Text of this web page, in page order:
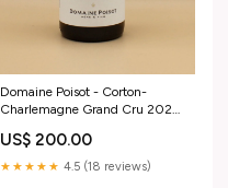
Domaine Poisot - Corton-
Charlemagne Grand Cru 2022
US$ 200.00
★★★★★ 4.5 (18 reviews)